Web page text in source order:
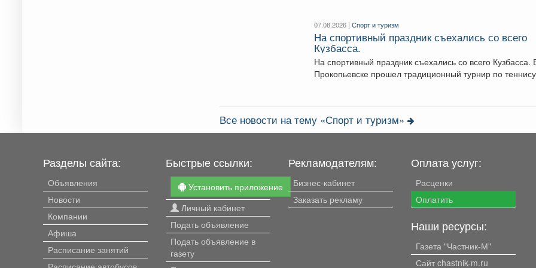
07.08.2026 |Спорт и туризм
На спортивный праздник съехались со всего
Кузбасса.
На спортивный праздник съехались со всего Кузбасса.
Прокопьевске прошел традиционный турнир по
Все новости на тему «Спорт и туризм»
Разделы сайта:
Объявления
Новости
Компании
Афиша
Расписание занятий
Быстрые ссылки:
Установить приложение
Личный кабинет
Подать объявление
Подать объявление в
газету
Рекламодателям:
Бизнес-кабинет
Заказать рекламу
Оплата услуг:
Расценки
Оплатить
Наши ресурсы:
Газета "Частник-М"
Сайт chastnik-m.ru